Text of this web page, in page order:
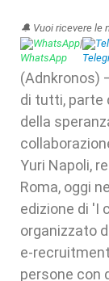
🔔 Vuoi ricevere le
WhatsApp|
(Adnkronos)
di tutti, parte
della
Yuri Napoli,
Roma, oggi
edizione di 'I
organizzato
e-
persone con